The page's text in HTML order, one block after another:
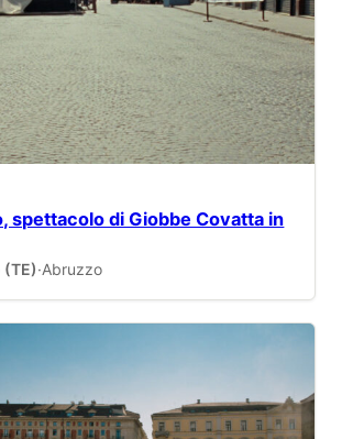
spettacolo di Giobbe Covatta in
(TE)·Abruzzo